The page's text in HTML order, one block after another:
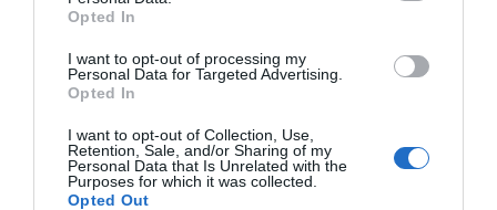
Opted In
I want to opt-out of processing my
Personal Data for Targeted Advertising.
Opted In
I want to opt-out of Collection, Use,
Retention, Sale, and/or Sharing of my
Personal Data that Is Unrelated with the
Purposes for which it was collected.
Opted Out
“Pedro Sánchez es un criminal”
por Redacción
Artículos anteriores
Opinión
Enormes minucias